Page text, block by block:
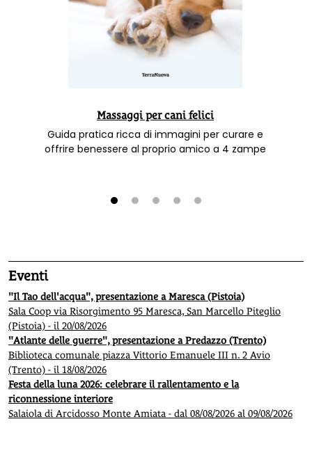
Massaggi per cani felici
Guida pratica ricca di immagini per curare e
offrire benessere al proprio amico a 4 zampe
Eventi
"Il Tao dell'acqua", presentazione a Maresca (Pistoia)
Sala Coop via Risorgimento 95 Maresca, San Marcello Piteglio
(Pistoia) - il 20/08/2026
"Atlante delle guerre", presentazione a Predazzo (Trento)
Biblioteca comunale piazza Vittorio Emanuele III n. 2 Avio
(Trento) - il 18/08/2026
Festa della luna 2026: celebrare il rallentamento e la
riconnessione interiore
Salaiola di Arcidosso Monte Amiata - dal 08/08/2026 al 09/08/2026